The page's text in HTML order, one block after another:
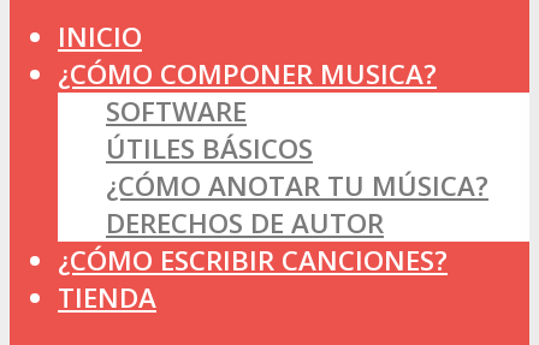
INICIO
¿CÓMO COMPONER MUSICA?
SOFTWARE
ÚTILES BÁSICOS
¿CÓMO ANOTAR TU MÚSICA?
DERECHOS DE AUTOR
¿CÓMO ESCRIBIR CANCIONES?
TIENDA